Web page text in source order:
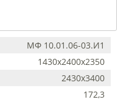
МФ 10.01.06-03.И1
1430х2400х2350
2430х3400
172,3